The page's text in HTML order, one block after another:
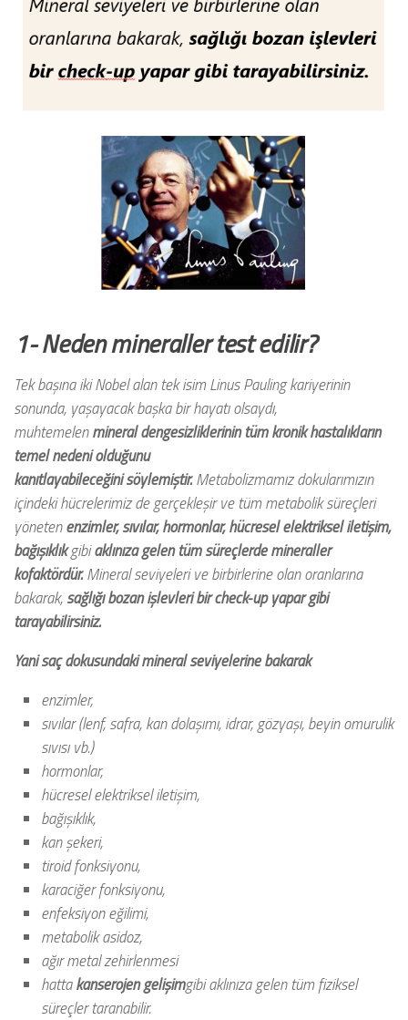
1- Neden mineraller test edilir?
Tek başına iki Nobel alan tek isim Linus Pauling kariyerinin
sonunda, yaşayacak başka bir hayatı olsaydı,
muhtemelenmineral dengesizliklerinin tüm kronik hastalıkların
temel nedeni olduğunu
kanıtlayabileceğini söylemiştir.Metabolizmamız dokularımızın
içindeki hücrelerimiz de gerçekleşir ve tüm metabolik süreçleri
yönetenenzimler, sıvılar, hormonlar, hücresel elektriksel iletişim,
bağışıklıkgibiaklınıza gelen tüm süreçlerde mineraller
kofaktördür.Mineral seviyeleri ve birbirlerine olan oranlarına
bakarak, sağlığı bozan işlevleri bir check-up yapar gibi
tarayabilirsiniz.
Yani saç dokusundaki mineral seviyelerine bakarak
enzimler,
sıvılar (lenf, safra, kan dolaşımı, idrar, gözyaşı, beyin omurulik
sıvısı vb.)
hormonlar,
hücresel elektriksel iletişim,
bağışıklık,
kan şekeri,
tiroid fonksiyonu,
karaciğer fonksiyonu,
enfeksiyon eğilimi,
metabolik asidoz,
ağır metal zehirlenmesi
hattakanserojen gelişimgibi aklınıza gelen tüm fiziksel
süreçler taranabilir.